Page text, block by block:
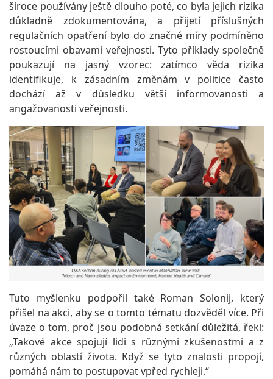
široce používány ještě dlouho poté, co byla jejich rizika
důkladně zdokumentována, a přijetí příslušných
regulačních opatření bylo do značné míry podmíněno
rostoucími obavami veřejnosti. Tyto příklady společně
poukazují na jasný vzorec: zatímco věda rizika
identifikuje, k zásadním změnám v politice často
dochází až v důsledku větší informovanosti a
angažovanosti veřejnosti.
Tuto myšlenku podpořil také Roman Solonij, který
přišel na akci, aby se o tomto tématu dozvěděl více. Při
úvaze o tom, proč jsou podobná setkání důležitá, řekl:
„Takové akce spojují lidi s různými zkušenostmi a z
různých oblastí života. Když se tyto znalosti propojí,
pomáhá nám to postupovat vpřed rychleji.“